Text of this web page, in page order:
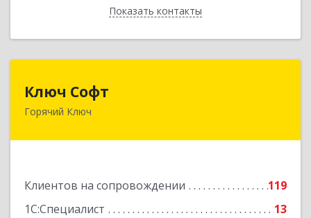
Показать контакты
Назад
Ключ Софт
Горячий Ключ
Клиентов на сопровождении
119
1С:Специалист
13
353287, Краснодарский край, Горячий Ключ г,